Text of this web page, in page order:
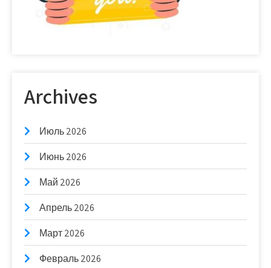
Archives
Июль 2026
Июнь 2026
Май 2026
Апрель 2026
Март 2026
Февраль 2026